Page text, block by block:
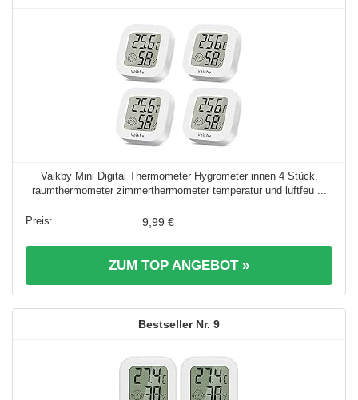
Vaikby Mini Digital Thermometer Hygrometer innen 4 Stück,
raumthermometer zimmerthermometer temperatur und luftfeu ...
9,99 €
ZUM TOP ANGEBOT »
9